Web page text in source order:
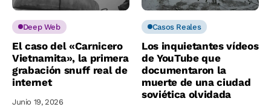
Deep Web
El caso del «Carnicero
Vietnamita», la primera
grabación snuff real de
internet
Junio 19, 2026
Casos Reales
Los inquietantes vídeos
de YouTube que
documentaron la
muerte de una ciudad
soviética olvidada